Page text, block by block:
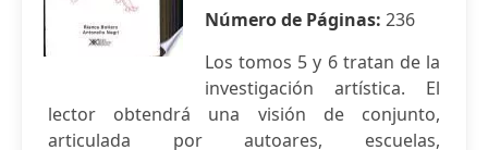
Número de Páginas: 236
Los tomos 5 y 6 tratan de la
investigación artística. El
lector obtendrá una visión de conjunto,
articulada por autoares, escuelas,